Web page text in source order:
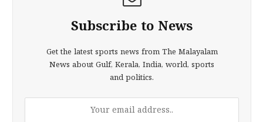
Subscribe to News
Get the latest sports news from The Malayalam
News about Gulf, Kerala, India, world, sports
and politics.